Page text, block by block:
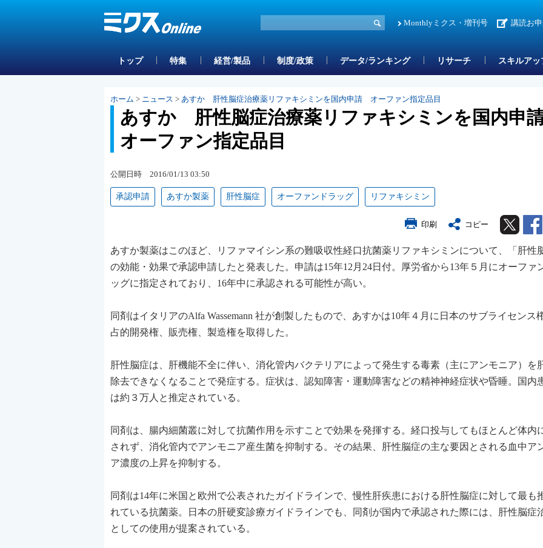
Monthlyミクス・増刊号 講読お
トップ 特集 経営/製品 制度/政策 データ/ランキング リサーチ スキルア
ホーム > ニュース > あすか 肝性脳症治療薬リファキシミンを国内申請 オーファン指定品目
あすか 肝性脳症治療薬リファキシミンを国内
オーファン指定品目
公開日時 2016/01/13 03:50
承認申請 あすか製薬 肝性脳症 オーファンドラッグ リファキシミン
印刷 コピー Twitter
あすか製薬はこのほど、リファマイシン系の難吸収性経口抗菌薬リファキシミンについて、「肝性
の効能・効果で承認申請したと発表した。申請は15年12月24日付。厚労省から13年５月にオーファ
ッグに指定されており、16年中に承認される可能性が高い。
同剤はイタリアのAlfa Wassemann 社が創製したもので、あすかは10年４月に日本のサブライセンス
占的開発権、販売権、製造権を取得した。
肝性脳症は、肝機能不全に伴い、消化管内バクテリアによって発生する毒素（主にアンモニア）を
除去できなくなることで発症する。症状は、認知障害・運動障害などの精神神経症状や昏睡。国内
は約３万人と推定されている。
同剤は、腸内細菌叢に対して抗菌作用を示すことで効果を発揮する。経口投与してもほとんど体内
されず、消化管内でアンモニア産生菌を抑制する。その結果、肝性脳症の主な要因とされる血中ア
ア濃度の上昇を抑制する。
同剤は14年に米国と欧州で公表されたガイドラインで、慢性肝疾患における肝性脳症に対して最も
れている抗菌薬。日本の肝硬変診療ガイドラインでも、同剤が国内で承認された際には、肝性脳症
としての使用が提案されている。